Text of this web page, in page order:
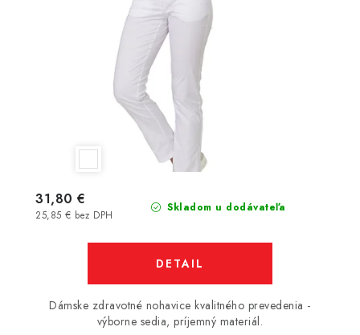
Skladom u dodávateľa
25,85 € bez DPH
31,80 €
DETAIL
Dámske zdravotné nohavice kvalitného prevedenia -
výborne sedia, príjemný materiál.